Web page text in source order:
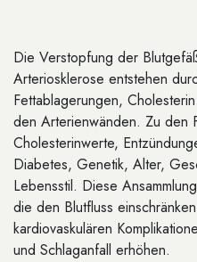
Die Verstopfung der
Arteriosklerose entstehen
Fettablagerungen,
den Arterienwänden. Zu den
Cholesterinwerte,
Diabetes, Genetik, Alter,
Lebensstil. Diese
die den Blutfluss
kardiovaskulären
und Schlaganfall erhöhen.